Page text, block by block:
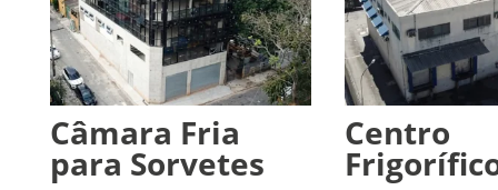
Câmara Fria
para Sorvetes
Centro